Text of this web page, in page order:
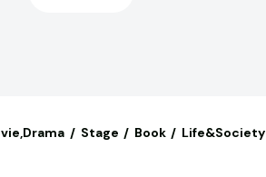
Stage Book Life&Society